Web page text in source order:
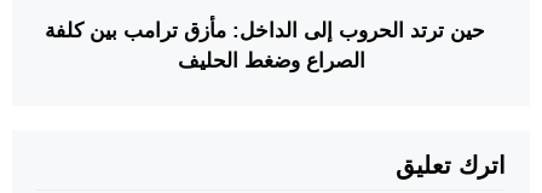
حين ترتد الحروب إلى الداخل: مأزق ترامب بين كلفة
الصراع وضغط الحليف
اترك تعليق